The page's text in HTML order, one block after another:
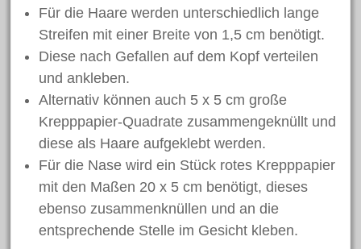
Für die Haare werden unterschiedlich lange
Streifen mit einer Breite von 1,5 cm benötigt.
Diese nach Gefallen auf dem Kopf verteilen
und ankleben.
Alternativ können auch 5 x 5 cm große
Krepppapier-Quadrate zusammengeknüllt und
diese als Haare aufgeklebt werden.
Für die Nase wird ein Stück rotes Krepppapier
mit den Maßen 20 x 5 cm benötigt, dieses
ebenso zusammenknüllen und an die
entsprechende Stelle im Gesicht kleben.